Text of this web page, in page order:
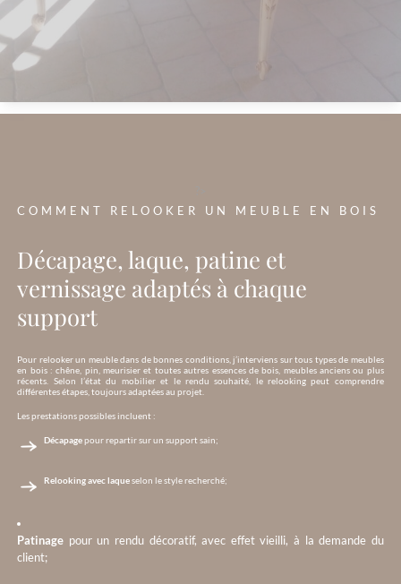
COMMENT RELOOKER UN MEUBLE EN BOIS
Décapage, laque, patine et
vernissage adaptés à chaque
support
Pour relooker un meuble dans de bonnes conditions, j’interviens sur tous types de meubles
en bois : chêne, pin, meurisier et toutes autres essences de bois, meubles anciens ou plus
récents. Selon l’état du mobilier et le rendu souhaité, le relooking peut comprendre
différentes étapes, toujours adaptées au projet.
Les prestations possibles incluent :
Décapagepour repartir sur un support sain;
Relooking avec laqueselon le style recherché;
Patinage pour un rendu décoratif, avec effet vieilli, à la demande du
client;